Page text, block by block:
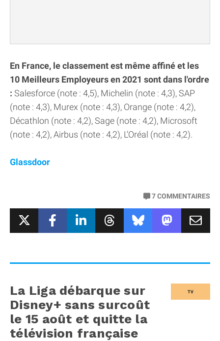
En France, le classement est même affiné et les
10 Meilleurs Employeurs en 2021 sont dans l'ordre
: Salesforce (note : 4,5), Michelin (note : 4,3), SAP
(note : 4,3), Murex (note : 4,3), Orange (note : 4,2),
Décathlon (note : 4,2), Sage (note : 4,2), Microsoft
(note : 4,2), Airbus (note : 4,2), L’Oréal (note : 4,2).
Glassdoor
7COMMENTAIRES
TV
La Liga débarque sur
Disney+ sans surcoût
le 15 août et quitte la
télévision française